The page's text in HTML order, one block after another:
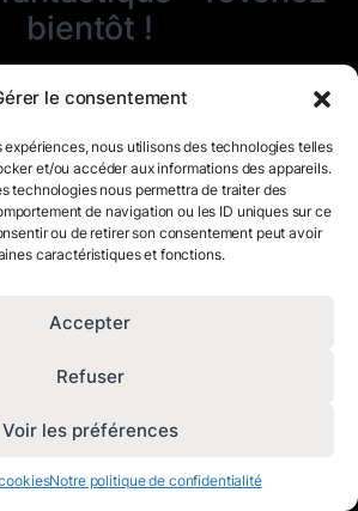
le consentement
expériences, nous utilisons des technologies telles
et/ou accéder aux informations des appareils.
technologies nous permettra de traiter des
de navigation ou les ID uniques sur ce
ou de retirer son consentement peut avoir
caractéristiques et fonctions.
Accepter
Refuser
Voir les préférences
Notre politique de confidentialité
bientôt !